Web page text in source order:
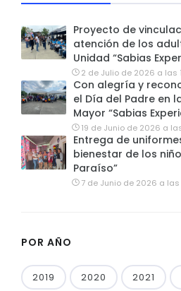
Proyecto de
atención de los
Unidad “Sabias
2 de Julio de 2026 a las
Con alegría y
el Día del Padre en
Mayor “Sabias
19 de Junio de 2026 a
Entrega de
bienestar de los
Paraíso”
7 de Junio de 2026 a las
POR AÑO
2019 2020 2021